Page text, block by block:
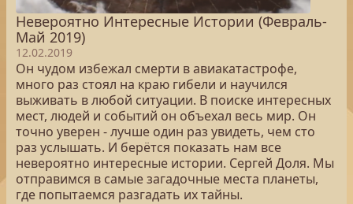
Невероятно Интересные Истории (Февраль-
Май 2019)
12.02.2019
Он чудом избежал смерти в авиакатастрофе,
много раз стоял на краю гибели и научился
выживать в любой ситуации. В поиске интересных
мест, людей и событий он объехал весь мир. Он
точно уверен - лучше один раз увидеть, чем сто
раз услышать. И берётся показать нам все
невероятно интересные истории. Сергей Доля. Мы
отправимся в самые загадочные места планеты,
где попытаемся разгадать их тайны.